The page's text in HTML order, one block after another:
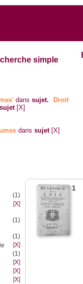
simple
danssujet.
Droit
sujet [X]
danssujet [X]
(1)
[X]
(1)
(1)
[X]
(1)
[X]
[X]
[X]
1